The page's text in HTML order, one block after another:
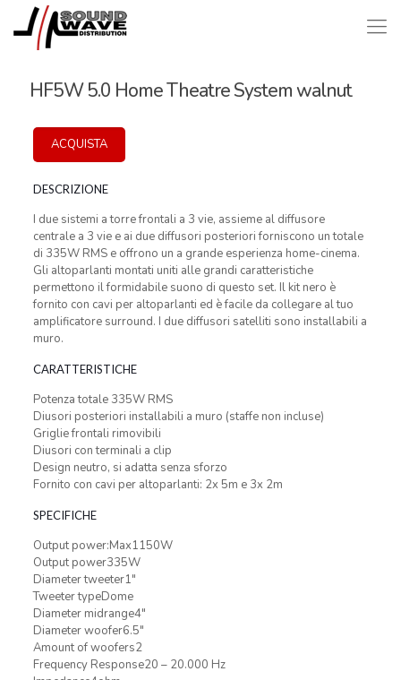
HF5W 5.0 Home Theatre System walnut
ACQUISTA
DESCRIZIONE
I due sistemi a torre frontali a 3 vie, assieme al diffusore
centrale a 3 vie e ai due diffusori posteriori forniscono un totale
di 335W RMS e offrono un a grande esperienza home-cinema.
Gli altoparlanti montati uniti alle grandi caratteristiche
permettono il formidabile suono di questo set. Il kit nero è
fornito con cavi per altoparlanti ed è facile da collegare al tuo
amplificatore surround. I due diffusori satelliti sono installabili a
muro.
CARATTERISTICHE
Potenza totale 335W RMS
Diusori posteriori installabili a muro (staffe non incluse)
Griglie frontali rimovibili
Diusori con terminali a clip
Design neutro, si adatta senza sforzo
Fornito con cavi per altoparlanti: 2x 5m e 3x 2m
SPECIFICHE
Output power:Max1150W
Output power335W
Diameter tweeter1″
Tweeter typeDome
Diameter midrange4″
Diameter woofer6.5″
Amount of woofers2
Frequency Response20 – 20.000 Hz